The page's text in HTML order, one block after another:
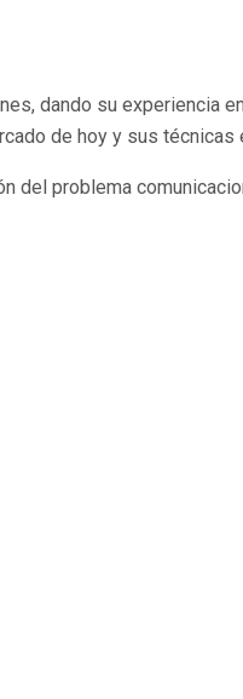
dando su experiencia
de hoy y sus
del problema